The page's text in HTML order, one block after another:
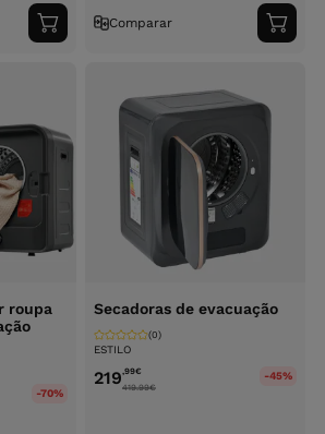
Adicionar
ao
Comparar
ao
roupa
-70%
Secadoras de evacuação
ESTILO
(0)
219,99€
419.99€
-45%